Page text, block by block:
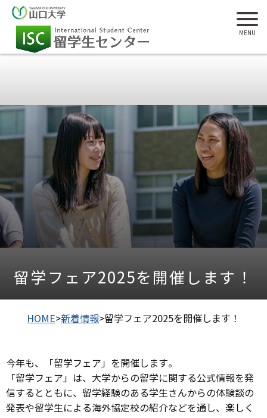
留学フェア2025を開催します！
HOME>新着情報>留学フェア2025を開催します！
今年も、「留学フェア」を開催します。
「留学フェア」は、大学からの留学に関する公式情報を発
信するとともに、留学経験のある学生さんからの体験談の
発表や留学生による海外協定校の紹介などを通し、楽しく